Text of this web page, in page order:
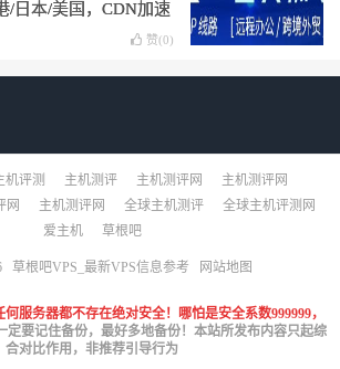
/日本/美国，CDN加速
赞(0)
机评测 主机测评 主机测评网
主机测评网
网 主机测评网 全球主机测评
全球主机评测网
爱主机
草根吧
草根吧VPS_最新VPS信息参考 网站地图
服务器都不存在绝对安全！哪怕是安全系数999999，
定要记住备份，最好多地备份！本站所发布内容只起综
合对比作用，非推荐引导行为